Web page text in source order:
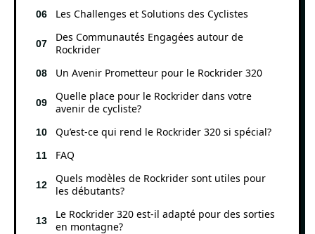
Les Challenges et Solutions des Cyclistes
Des Communautés Engagées autour de
Rockrider
Un Avenir Prometteur pour le Rockrider 320
Quelle place pour le Rockrider dans votre
avenir de cycliste?
Qu’est-ce qui rend le Rockrider 320 si spécial?
FAQ
Quels modèles de Rockrider sont utiles pour
les débutants?
Le Rockrider 320 est-il adapté pour des sorties
en montagne?